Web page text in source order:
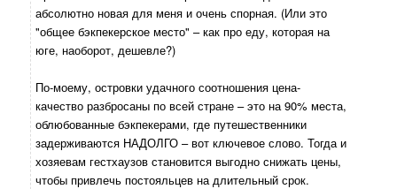
абсолютно новая для меня и очень спорная. (Или это
"общее бэкпекерское место" – как про еду, которая на
юге, наоборот, дешевле?)
По-моему, островки удачного соотношения цена-
качество разбросаны по всей стране – это на 90% места,
облюбованные бэкпекерами, где путешественники
задерживаются НАДОЛГО – вот ключевое слово. Тогда и
хозяевам гестхаузов становится выгодно снижать цены,
чтобы привлечь постояльцев на длительный срок.